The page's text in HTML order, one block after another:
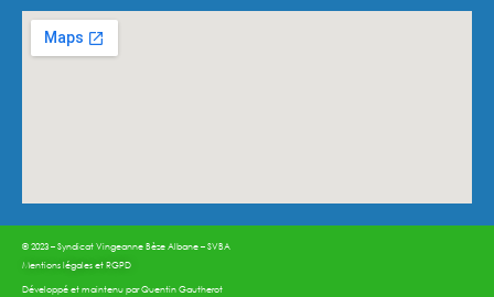
© 2023 – Syndicat Vingeanne Bèze Albane – SVBA
Mentions légales et RGPD
Développé et maintenu parQuentin Gautherot